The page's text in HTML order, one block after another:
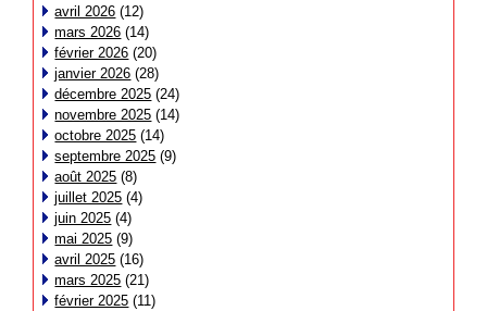
avril 2026 (12)
mars 2026 (14)
février 2026 (20)
janvier 2026 (28)
décembre 2025 (24)
novembre 2025 (14)
octobre 2025 (14)
septembre 2025 (9)
août 2025 (8)
juillet 2025 (4)
juin 2025 (4)
mai 2025 (9)
avril 2025 (16)
mars 2025 (21)
février 2025 (11)